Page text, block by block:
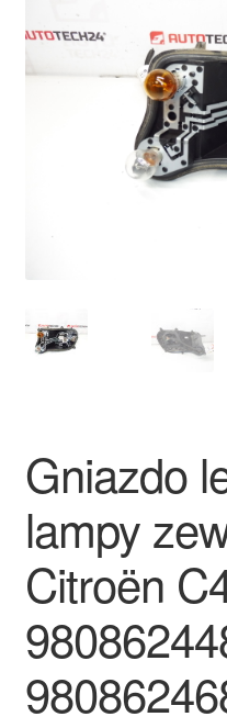
Moje konto
Skarga
Zasady i warunki
Gniazdo
lampy
Citroën